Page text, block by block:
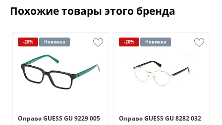
Похожие товары этого бренда
-20% Новинка
Оправа GUESS GU 9229 005
-20% Новинка
Оправа GUESS GU 8282 032